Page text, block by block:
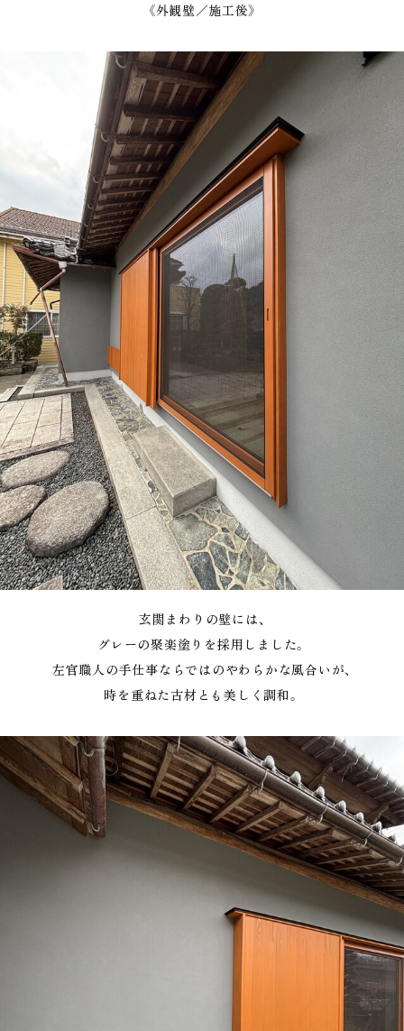
《外観壁／施工後》
玄関まわりの壁には、
グレーの聚楽塗りを採用しました。
左官職人の手仕事ならではのやわらかな風合いが、
時を重ねた古材とも美しく調和。